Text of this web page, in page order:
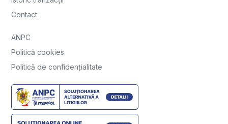
Contact
ANPC
Politică cookies
Politică de confidențialitate